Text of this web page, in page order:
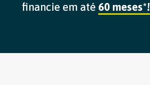
financie em até 60 meses*!